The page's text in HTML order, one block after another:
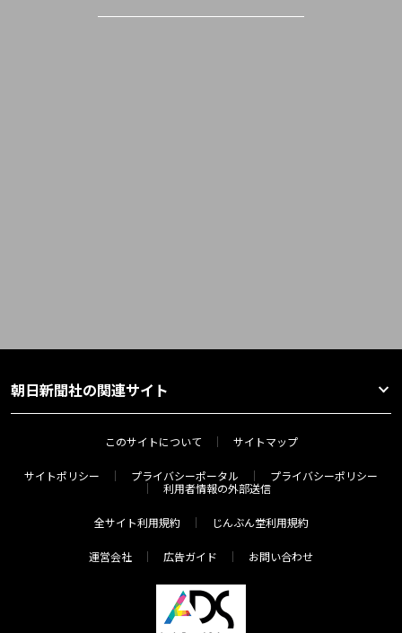
朝日新聞社の関連サイト
このサイトについて サイトマップ
サイトポリシー プライバシーポータル
プライバシーポリシー
利用者情報の外部送信
全サイト利用規約 じんぶん堂利用規約
運営会社 広告ガイド お問い合わせ